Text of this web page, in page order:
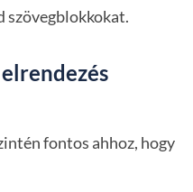
szövegblokkokat.
fontos ahhoz, hogy